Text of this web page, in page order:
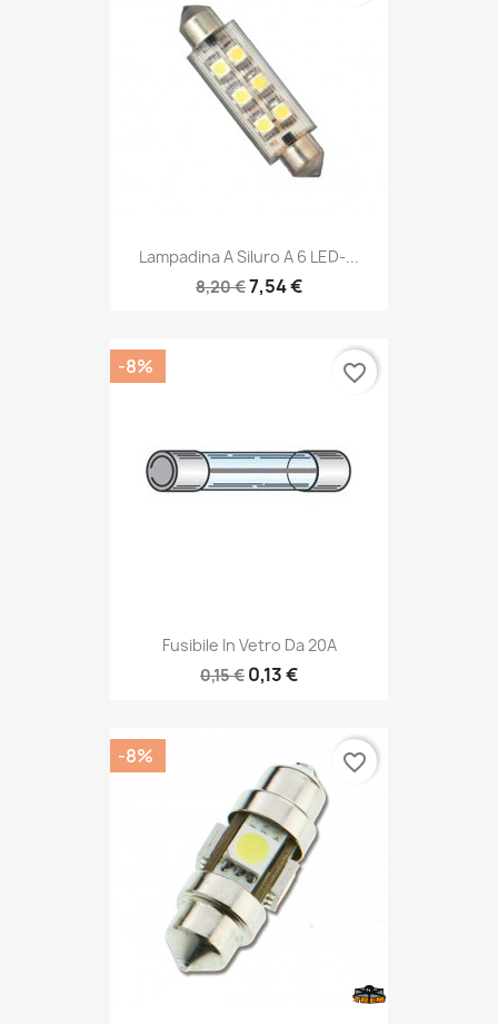
Lampadina A Siluro A 6 LED-...
8,20 €7,54 €
Fusibile In Vetro Da 20A
0,15 € 0,13 €
-8% favorite_border
-8% favorite_border